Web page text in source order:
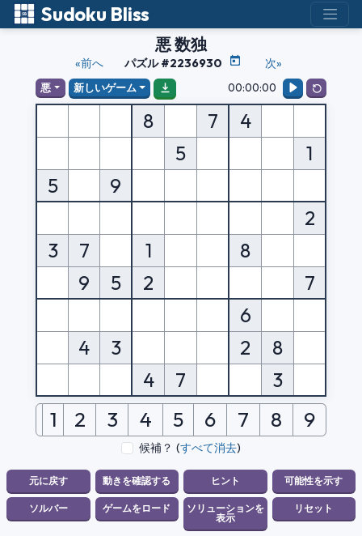
Sudoku Bliss
悪 数独
«前へ パズル #2236930 次»
悪 新しいゲーム 00:00:00
8 7
4
5
1
5
9
2
3
7 1
8
9
5 2
7
6
4
3 2
8
4
7 3
1 2 3 4 5 6 7 8 9
候補？ (すべて消去)